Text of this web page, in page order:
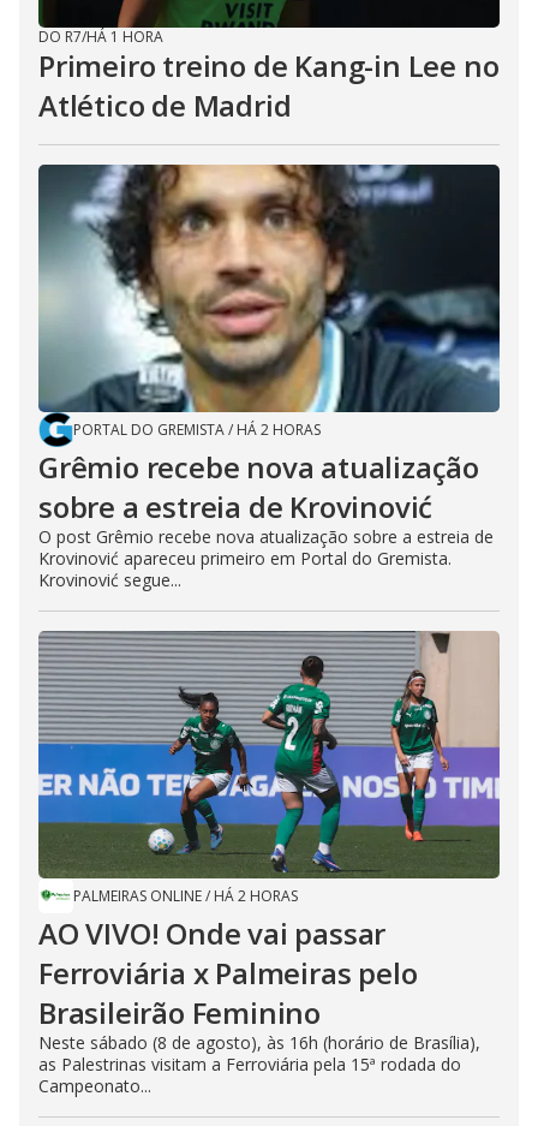
DO R7/HÁ 1 HORA
Primeiro treino de Kang-in Lee no
Atlético de Madrid
PORTAL DO GREMISTA/ HÁ 2 HORAS
Grêmio recebe nova atualização
sobre a estreia de Krovinović
O post Grêmio recebe nova atualização sobre a estreia de
Krovinović apareceu primeiro em Portal do Gremista.
Krovinović segue...
PALMEIRAS ONLINE/ HÁ 2 HORAS
AO VIVO! Onde vai passar
Ferroviária x Palmeiras pelo
Brasileirão Feminino
Neste sábado (8 de agosto), às 16h (horário de Brasília),
as Palestrinas visitam a Ferroviária pela 15ª rodada do
Campeonato...